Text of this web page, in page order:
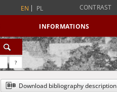
EN PL CONTRAST
INFORMATIONS
?
Download bibliography description